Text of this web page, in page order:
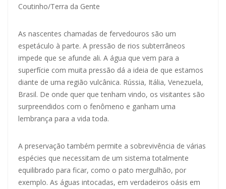
Coutinho/Terra da Gente
As nascentes chamadas de fervedouros são um
espetáculo à parte. A pressão de rios subterrâneos
impede que se afunde ali. A água que vem para a
superfície com muita pressão dá a ideia de que estamos
diante de uma região vulcânica. Rússia, Itália, Venezuela,
Brasil. De onde quer que tenham vindo, os visitantes são
surpreendidos com o fenômeno e ganham uma
lembrança para a vida toda.
A preservação também permite a sobrevivência de várias
espécies que necessitam de um sistema totalmente
equilibrado para ficar, como o pato mergulhão, por
exemplo. As águas intocadas, em verdadeiros oásis em